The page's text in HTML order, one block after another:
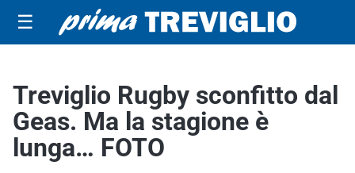
☰
Treviglio Rugby sconfitto dal
Geas. Ma la stagione è
lunga… FOTO